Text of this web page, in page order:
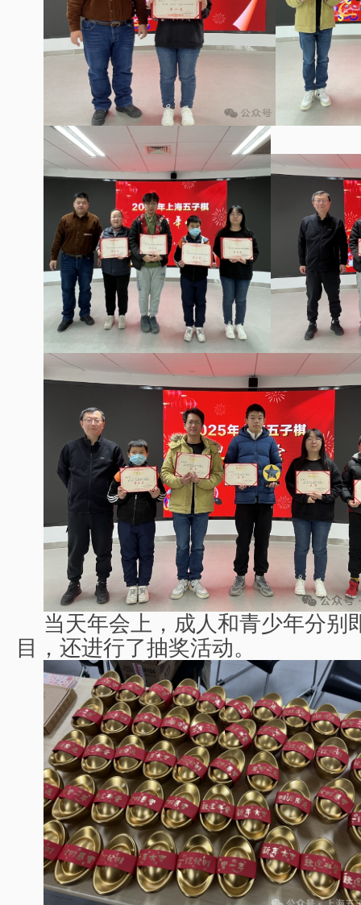
当天年会上，成人和青少年分别
目，还进行了抽奖活动。